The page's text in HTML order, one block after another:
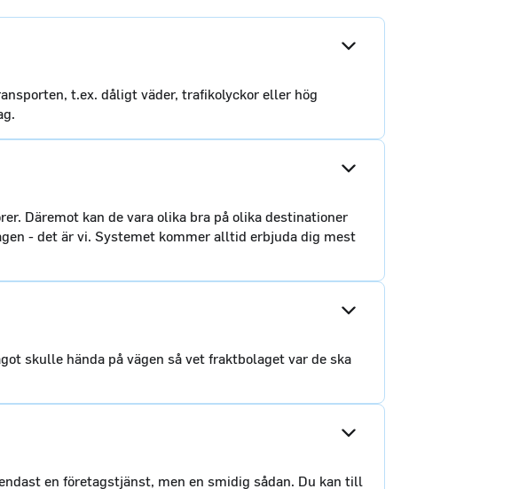
t.ex. dåligt väder, trafikolyckor eller hög
Däremot kan de vara olika bra på olika destinationer
- det är vi. Systemet kommer alltid erbjuda dig mest
skulle hända på vägen så vet fraktbolaget var de ska
en företagstjänst, men en smidig sådan. Du kan till